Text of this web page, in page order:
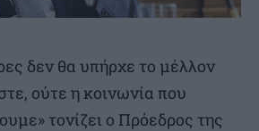
δεν θα υπήρχε το μέλλον
ούτε η κοινωνία που
τονίζει ο Πρόεδρος της